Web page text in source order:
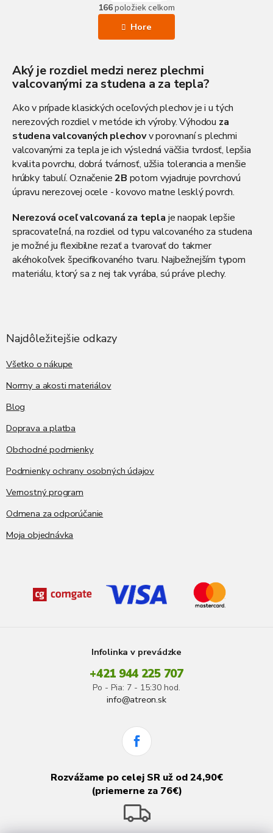
v
l
c
i
p
r
v
k
y
v
ý
i
u
r
á
n
k
a
n
i
166položiek celkom
Hore
Aký je rozdiel medzi nerez plechmi
valcovanými za studena a za tepla?
Ako v prípade klasických oceľových plechov je i u tých
nerezových rozdiel v metóde ich výroby. Výhodou za
studena valcovaných plechovv porovnaní s plechmi
valcovanými za tepla je ich výsledná väčšia tvrdosť, lepšia
kvalita povrchu, dobrá tvárnosť, užšia tolerancia a menšie
hrúbky tabulí. Označenie2B potom vyjadruje povrchovú
úpravu nerezovej ocele - kovovo matne lesklý povrch.
Nerezová oceľ valcovaná za tepla je naopak lepšie
spracovateľná, na rozdiel od typu valcovaného za studena
je možné ju flexibilne rezať a tvarovať do takmer
akéhokoľvek špecifikovaného tvaru. Najbežnejším typom
materiálu, ktorý sa z nej tak vyrába, sú práve plechy.
Najdôležitejšie odkazy
Všetko o nákupe
Normy a akosti materiálov
Blog
Doprava a platba
Obchodné podmienky
Podmienky ochrany osobných údajov
Vernostný program
Odmena za odporúčanie
Moja objednávka
Infolinka v prevádzke
+421 944 225 707
Po - Pia: 7 - 15:30 hod.
info@atreon.sk
Rozvážame po celej SR už od 24,90€
(priemerne za 76€)